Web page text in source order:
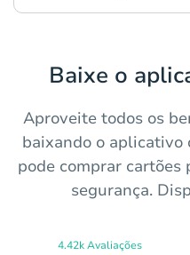
Baixe o
Aproveite todos os
baixando o aplicativo
pode comprar
segurança.
4.42k Avaliações